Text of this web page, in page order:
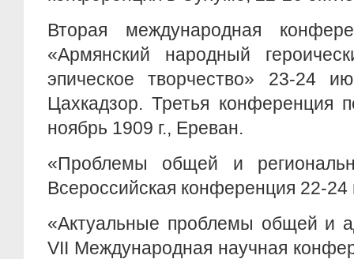
Вторая международная
«Армянский народный
эпическое творчество» 23-24
Цахкадзор. Третья конференция
ноябрь 1909 г., Ереван.
«Проблемы общей и
Всероссийская конференция 22-24
«Актуальные проблемы общей и
VII Международная научная